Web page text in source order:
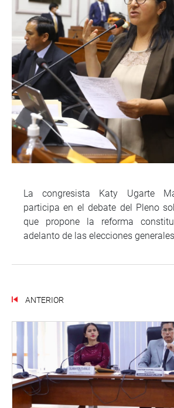
La congresista Katy Ugarte
participa en el debate del Pleno
que propone la reforma
adelanto de las elecciones
ANTERIOR